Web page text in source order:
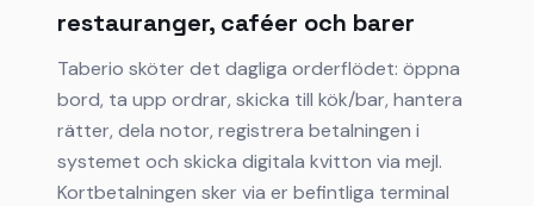
restauranger, caféer och barer
Taberio sköter det dagliga orderflödet: öppna
bord, ta upp ordrar, skicka till kök/bar, hantera
rätter, dela notor, registrera betalningen i
systemet och skicka digitala kvitton via mejl.
Kortbetalningen sker via er befintliga terminal